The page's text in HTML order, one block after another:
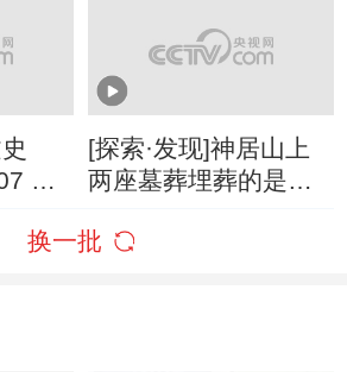
大
[探索·发现]神居山上
两座墓葬埋葬的是封
王后
换一批